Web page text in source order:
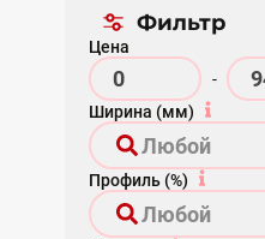
Фильтр
Цена
-
Ширина (мм)
Профиль (%)